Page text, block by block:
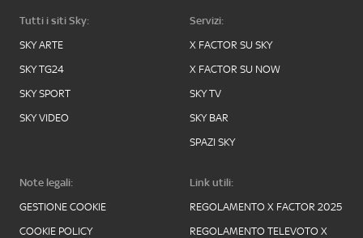
Tutti i siti Sky:
SKY ARTE
SKY TG24
SKY SPORT
SKY VIDEO
Servizi:
X FACTOR SU SKY
X FACTOR SU NOW
SKY TV
SKY BAR
SPAZI SKY
Note legali:
GESTIONE COOKIE
COOKIE POLICY
Link utili:
REGOLAMENTO X FACTOR 2025
REGOLAMENTO TELEVOTO X